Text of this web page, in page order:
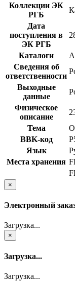
Коллекции ЭК
РГБ
Дата
поступления в
ЭК РГБ
Каталоги
Сведения об
ответственности
Выходные
данные
Физическое
описание
Тема
BBK-код
Язык
Места хранения
×
Электронный
Загрузка...
×
Загрузка...
Загрузка...